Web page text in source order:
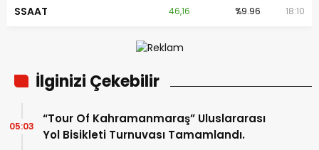
SSAAT 46,16 %9.96 18:10
İlginizi Çekebilir
“Tour Of Kahramanmaraş” Uluslararası
Yol Bisikleti Turnuvası Tamamlandı.
05:03